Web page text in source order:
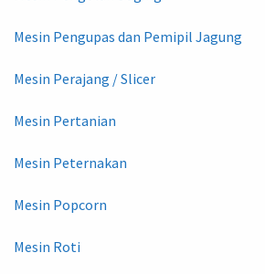
Mesin Pengupas dan Pemipil Jagung
Mesin Perajang / Slicer
Mesin Pertanian
Mesin Peternakan
Mesin Popcorn
Mesin Roti